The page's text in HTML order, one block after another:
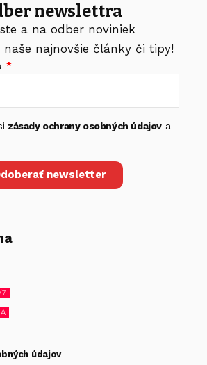
newslettra
a na odber noviniek
naše najnovšie články či tipy!
zásady ochrany osobných údajova
newsletter
údajov